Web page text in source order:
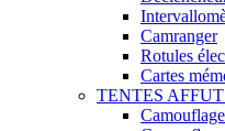
Camranger
Rotules
Cartes
TENTES